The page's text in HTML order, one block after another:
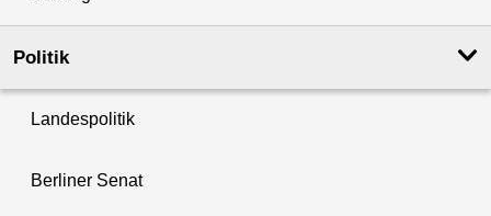
Politik
Landespolitik
Berliner Senat